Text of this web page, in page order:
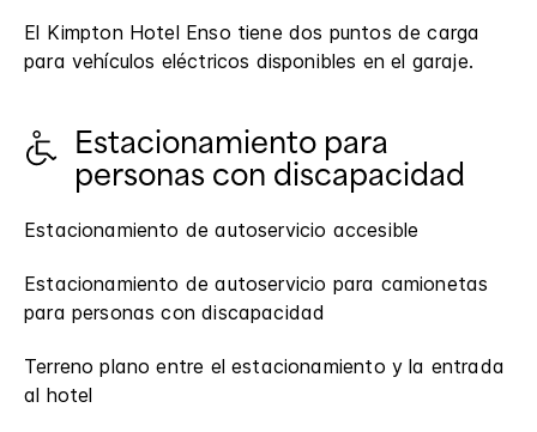
El Kimpton Hotel Enso tiene dos puntos de carga
para vehículos eléctricos disponibles en el garaje.
Estacionamiento para
personas con discapacidad
Estacionamiento de autoservicio accesible
Estacionamiento de autoservicio para camionetas
para personas con discapacidad
Terreno plano entre el estacionamiento y la entrada
al hotel